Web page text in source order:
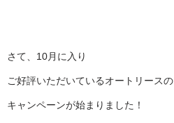
さて、10月に入り
ご好評いただいているオートリースの
キャンペーンが始まりました！